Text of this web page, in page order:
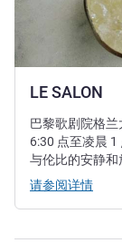
LE SALON
巴黎歌剧院格兰
6:30 点至凌晨
与伦比的安静和
请参阅详情